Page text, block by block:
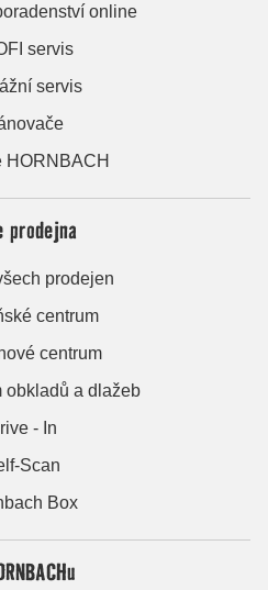
online
servis
servis
HORNBACH
prodejna
prodejen
centrum
centrum
obkladů a dlažeb
- In
Scan
Box